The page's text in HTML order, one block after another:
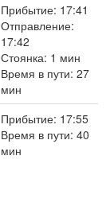
Прибытие: 17:41
Отправление:
17:42
Стоянка: 1 мин
Время в пути: 27
мин
Прибытие: 17:55
Время в пути: 40
мин